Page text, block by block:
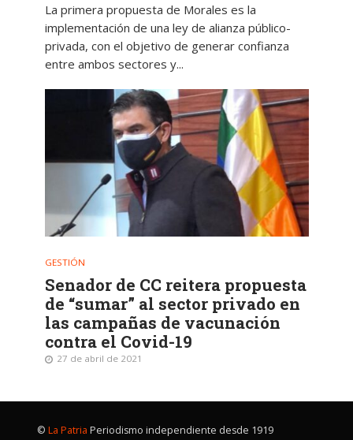
La primera propuesta de Morales es la
implementación de una ley de alianza público-
privada, con el objetivo de generar confianza
entre ambos sectores y...
GESTIÓN
Senador de CC reitera propuesta
de “sumar” al sector privado en
las campañas de vacunación
contra el Covid-19
27 de abril de 2021
© La Patria Periodismo independiente desde 1919